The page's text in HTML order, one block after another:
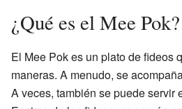
¿Qué es el Mee Pok?
El Mee Pok es un plato de fideos
maneras. A menudo, se
A veces, también se puede servir